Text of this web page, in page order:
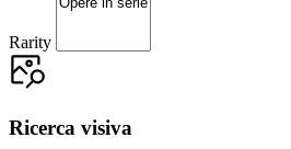
Rarity
Ricerca visiva